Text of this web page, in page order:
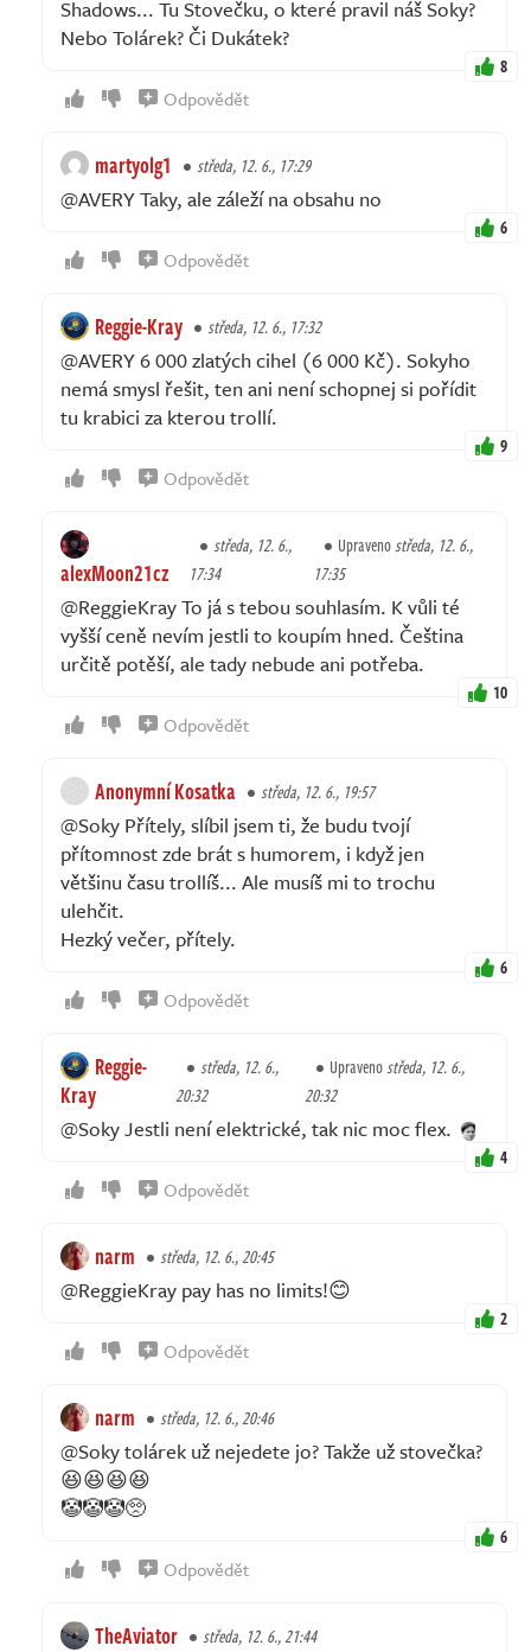
Shadows... Tu Stovečku, o které pravil náš Soky?
Nebo Tolárek? Či Dukátek?
8
Odpovědět
martyolg1 středa, 12. 6., 17:29
@AVERY Taky, ale záleží na obsahu no
6
Odpovědět
Reggie-Kray středa, 12. 6., 17:32
@AVERY 6 000 zlatých cihel (6 000 Kč). Sokyho
nemá smysl řešit, ten ani není schopnej si pořídit
tu krabici za kterou trollí.
9
Odpovědět
alexMoon21cz
středa, 12. 6.,
17:34
Upravenostředa, 12. 6.,
17:35
@ReggieKray To já s tebou souhlasím. K vůli té
vyšší ceně nevím jestli to koupím hned. Čeština
určitě potěší, ale tady nebude ani potřeba.
10
Odpovědět
Anonymní Kosatka středa, 12. 6., 19:57
@Soky Přítely, slíbil jsem ti, že budu tvojí
přítomnost zde brát s humorem, i když jen
většinu času trollíš... Ale musíš mi to trochu
ulehčit.
Hezký večer, přítely.
6
Odpovědět
Reggie-
Kray
středa, 12. 6.,
20:32
Upravenostředa, 12. 6.,
20:32
@Soky Jestli není elektrické, tak nic moc flex.
4
Odpovědět
narm středa, 12. 6., 20:45
@ReggieKray pay has no limits!😊
2
Odpovědět
narm středa, 12. 6., 20:46
@Soky tolárek už nejedete jo? Takže už stovečka?
😆😆😆😆
🤡🤡🤡🥺
6
Odpovědět
TheAviator středa, 12. 6., 21:44